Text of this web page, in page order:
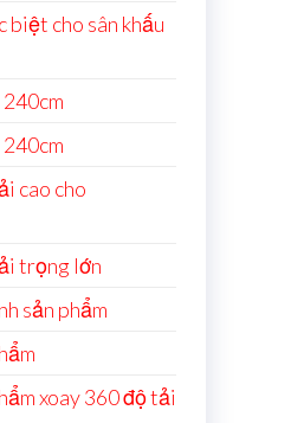
biệt cho sân khấu
cao cho
trọng lớn
sản phẩm
xoay 360 độ tải